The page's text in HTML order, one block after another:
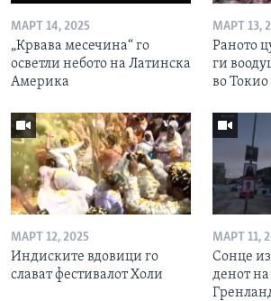
МАРТ 14, 2025
„Крвава месечина“ го
осветли небото на Латинска
Америка
МАРТ 13,
Раното
ги
во Токио
МАРТ 12, 2025
Индиските вдовици го
слават фестивалот Холи
МАРТ 11,
Сонце
денот